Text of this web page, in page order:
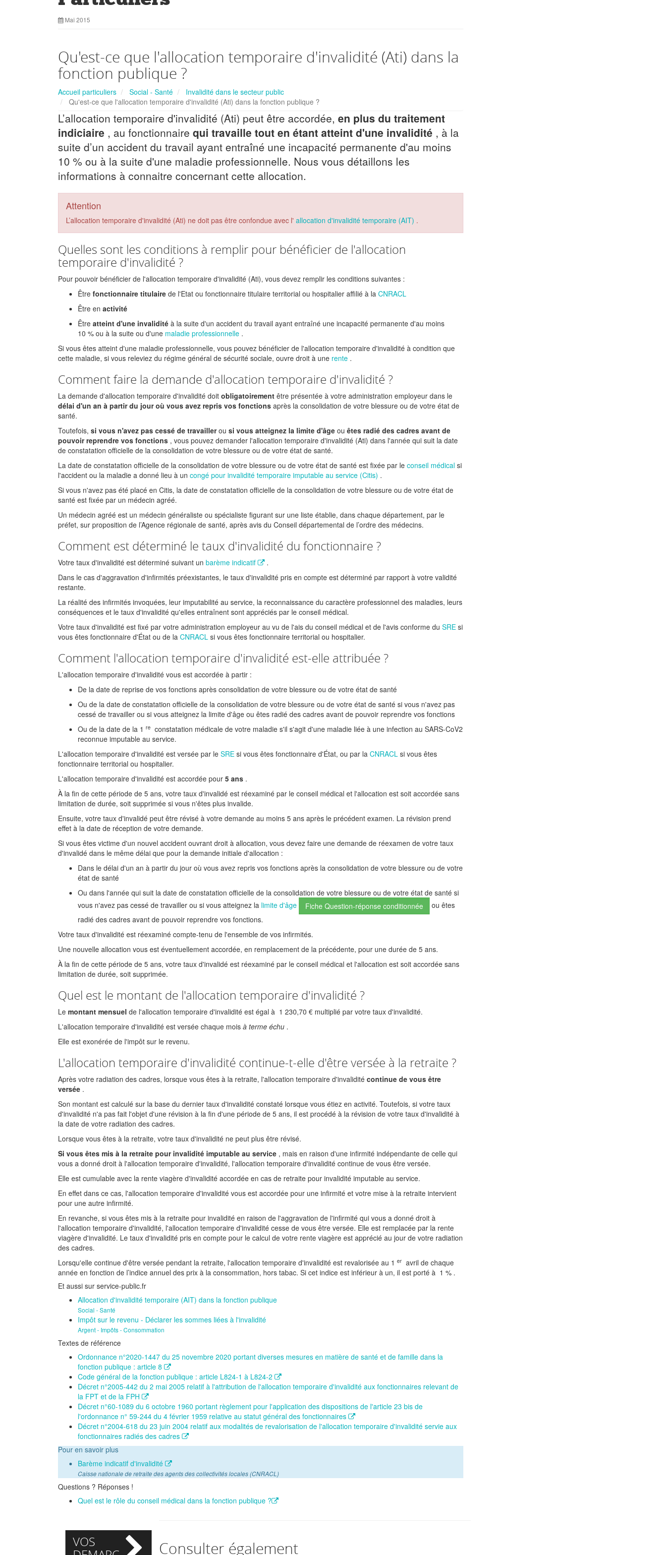
Mai 2015
Qu'est-ce que l'allocation temporaire d'invalidité (Ati) dans la
fonction publique ?
Accueil particuliers Social - Santé
Invalidité dans le secteur public
Qu'est-ce que l'allocation temporaire d'invalidité (Ati) dans la fonction publique ?
L’allocation temporaire d'invalidité (Ati) peut être accordée, en plus du traitement
indiciaire , au fonctionnaire qui travaille tout en étant atteint d'une invalidité , à la
suite d’un accident du travail ayant entraîné une incapacité permanente d'au moins
10 % ou à la suite d'une maladie professionnelle. Nous vous détaillons les
informations à connaitre concernant cette allocation.
Attention
L’allocation temporaire d'invalidité (Ati) ne doit pas être confondue avec l' allocation d'invalidité temporaire (AIT) .
Quelles sont les conditions à remplir pour bénéficier de l'allocation
temporaire d'invalidité ?
Pour pouvoir bénéficier de l'allocation temporaire d'invalidité (Ati), vous devez remplir les conditions suivantes :
Être fonctionnaire titulaire de l'Etat ou fonctionnaire titulaire territorial ou hospitalier affilié à la CNRACL
Être en activité
Être atteint d'une invalidité à la suite d'un accident du travail ayant entraîné une incapacité permanente d'au moins
10 % ou à la suite ou d'une maladie professionnelle .
Si vous êtes atteint d'une maladie professionnelle, vous pouvez bénéficier de l'allocation temporaire d'invalidité à condition que
cette maladie, si vous releviez du régime général de sécurité sociale, ouvre droit à une rente .
Comment faire la demande d'allocation temporaire d'invalidité ?
La demande d'allocation temporaire d'invalidité doit obligatoirement être présentée à votre administration employeur dans le
délai d'un an à partir du jour où vous avez repris vos fonctions après la consolidation de votre blessure ou de votre état de
santé.
Toutefois, si vous n'avez pas cessé de travailler ou si vous atteignez la limite d'âge ou êtes radié des cadres avant de
pouvoir reprendre vos fonctions , vous pouvez demander l'allocation temporaire d'invalidité (Ati) dans l'année qui suit la date
de constatation officielle de la consolidation de votre blessure ou de votre état de santé.
La date de constatation officielle de la consolidation de votre blessure ou de votre état de santé est fixée par le conseil médical si
l'accident ou la maladie a donné lieu à un congé pour invalidité temporaire imputable au service (Citis) .
Si vous n'avez pas été placé en Citis, la date de constatation officielle de la consolidation de votre blessure ou de votre état de
santé est fixée par un médecin agréé.
Un médecin agréé est un médecin généraliste ou spécialiste figurant sur une liste établie, dans chaque département, par le
préfet, sur proposition de l’Agence régionale de santé, après avis du Conseil départemental de l’ordre des médecins.
Comment est déterminé le taux d'invalidité du fonctionnaire ?
Votre taux d'invalidité est déterminé suivant un barème indicatif
.
Dans le cas d'aggravation d'infirmités préexistantes, le taux d'invalidité pris en compte est déterminé par rapport à votre validité
restante.
La réalité des infirmités invoquées, leur imputabilité au service, la reconnaissance du caractère professionnel des maladies, leurs
conséquences et le taux d'invalidité qu'elles entraînent sont appréciés par le conseil médical.
Votre taux d'invalidité est fixé par votre administration employeur au vu de l'ais du conseil médical et de l'avis conforme du SRE si
vous êtes fonctionnaire d'État ou de la CNRACL si vous êtes fonctionnaire territorial ou hospitalier.
Comment l'allocation temporaire d'invalidité est-elle attribuée ?
L'allocation temporaire d'invalidité vous est accordée à partir :
De la date de reprise de vos fonctions après consolidation de votre blessure ou de votre état de santé
Ou de la date de constatation officielle de la consolidation de votre blessure ou de votre état de santé si vous n'avez pas
cessé de travailler ou si vous atteignez la limite d'âge ou êtes radié des cadres avant de pouvoir reprendre vos fonctions
Ou de la date de la 1 re constatation médicale de votre maladie s'il s'agit d'une maladie liée à une infection au SARS-CoV2
reconnue imputable au service.
L'allocation temporaire d'invalidité est versée par le SRE si vous êtes fonctionnaire d'État, ou par la CNRACL si vous êtes
fonctionnaire territorial ou hospitalier.
L'allocation temporaire d'invalidité est accordée pour 5 ans .
À la fin de cette période de 5 ans, votre taux d'invalidé est réexaminé par le conseil médical et l'allocation est soit accordée sans
limitation de durée, soit supprimée si vous n'êtes plus invalide.
Ensuite, votre taux d'invalidé peut être révisé à votre demande au moins 5 ans après le précédent examen. La révision prend
effet à la date de réception de votre demande.
Si vous êtes victime d'un nouvel accident ouvrant droit à allocation, vous devez faire une demande de réexamen de votre taux
d'invalidé dans le même délai que pour la demande initiale d'allocation :
Dans le délai d'un an à partir du jour où vous avez repris vos fonctions après la consolidation de votre blessure ou de votre
état de santé
Ou dans l'année qui suit la date de constatation officielle de la consolidation de votre blessure ou de votre état de santé si
vous n'avez pas cessé de travailler ou si vous atteignez la limite d'âge Fiche Question-réponse conditionnée
ou êtes
radié des cadres avant de pouvoir reprendre vos fonctions.
Votre taux d'invalidité est réexaminé compte-tenu de l'ensemble de vos infirmités.
Une nouvelle allocation vous est éventuellement accordée, en remplacement de la précédente, pour une durée de 5 ans.
À la fin de cette période de 5 ans, votre taux d'invalidé est réexaminé par le conseil médical et l'allocation est soit accordée sans
limitation de durée, soit supprimée.
Quel est le montant de l'allocation temporaire d'invalidité ?
Le montant mensuel de l'allocation temporaire d'invalidité est égal à 1 230,70 € multiplié par votre taux d'invalidité.
L'allocation temporaire d'invalidité est versée chaque mois à terme échu .
Elle est exonérée de l'impôt sur le revenu.
L'allocation temporaire d'invalidité continue-t-elle d'être versée à la retraite ?
Après votre radiation des cadres, lorsque vous êtes à la retraite, l'allocation temporaire d'invalidité continue de vous être
versée .
Son montant est calculé sur la base du dernier taux d'invalidité constaté lorsque vous étiez en activité. Toutefois, si votre taux
d'invalidité n'a pas fait l'objet d'une révision à la fin d'une période de 5 ans, il est procédé à la révision de votre taux d'invalidité à
la date de votre radiation des cadres.
Lorsque vous êtes à la retraite, votre taux d'invalidité ne peut plus être révisé.
Si vous êtes mis à la retraite pour invalidité imputable au service , mais en raison d'une infirmité indépendante de celle qui
vous a donné droit à l'allocation temporaire d'invalidité, l'allocation temporaire d'invalidité continue de vous être versée.
Elle est cumulable avec la rente viagère d'invalidité accordée en cas de retraite pour invalidité imputable au service.
En effet dans ce cas, l'allocation temporaire d'invalidité vous est accordée pour une infirmité et votre mise à la retraite intervient
pour une autre infirmité.
En revanche, si vous êtes mis à la retraite pour invalidité en raison de l'aggravation de l'infirmité qui vous a donné droit à
l'allocation temporaire d'invalidité, l'allocation temporaire d'invalidité cesse de vous être versée. Elle est remplacée par la rente
viagère d'invalidité. Le taux d'invalidité pris en compte pour le calcul de votre rente viagère est apprécié au jour de votre radiation
des cadres.
Lorsqu'elle continue d'être versée pendant la retraite, l'allocation temporaire d'invalidité est revalorisée au 1 er avril de chaque
année en fonction de l’indice annuel des prix à la consommation, hors tabac. Si cet indice est inférieur à un, il est porté à 1 % .
Et aussi sur service-public.fr
Allocation d'invalidité temporaire (AIT) dans la fonction publique
Social - Santé
Impôt sur le revenu - Déclarer les sommes liées à l'invalidité
Argent - Impôts - Consommation
Textes de référence
Ordonnance n°2020-1447 du 25 novembre 2020 portant diverses mesures en matière de santé et de famille dans la
fonction publique : article 8
Code général de la fonction publique : article L824-1 à L824-2
Décret n°2005-442 du 2 mai 2005 relatif à l'attribution de l'allocation temporaire d'invalidité aux fonctionnaires relevant de
la FPT et de la FPH
Décret n°60-1089 du 6 octobre 1960 portant règlement pour l'application des dispositions de l'article 23 bis de
l'ordonnance n° 59-244 du 4 février 1959 relative au statut général des fonctionnaires
Décret n°2004-618 du 23 juin 2004 relatif aux modalités de revalorisation de l'allocation temporaire d'invalidité servie aux
fonctionnaires radiés des cadres
Pour en savoir plus
Barème indicatif d'invalidité
Caisse nationale de retraite des agents des collectivités locales (CNRACL)
Questions ? Réponses !
Quel est le rôle du conseil médical dans la fonction publique ?
VOS
Consulter également